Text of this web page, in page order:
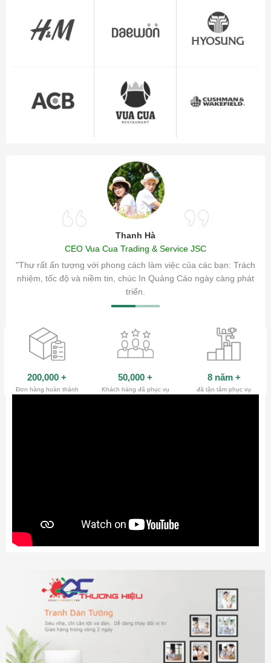
Thanh Hà
CEO Vua Cua Trading & Service JSC
"Thư rất ấn tượng với phong cách làm việc của các bạn: Trách
nhiệm, tốc độ và niềm tin, chúc In Quảng Cáo ngày càng phát
triển.
sóc
200,000 +
Đơn hàng hoàn thành
50,000 +
Khách hàng đã phục vụ
8 năm +
đã tận tâm phục vụ